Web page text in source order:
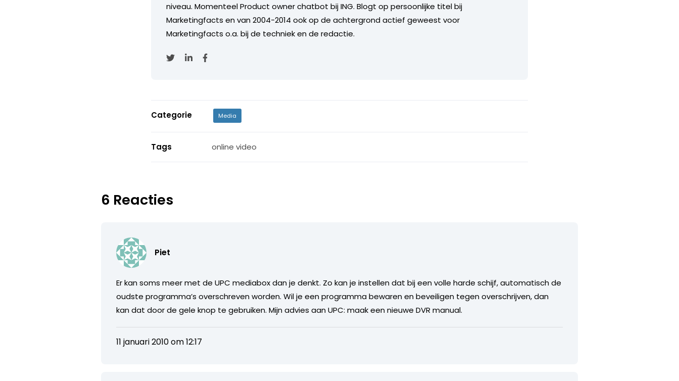
niveau. Momenteel Product owner chatbot bij ING. Blogt op persoonlijke titel bij
Marketingfacts en van 2004-2014 ook op de achtergrond actief geweest voor
Marketingfacts o.a. bij de techniek en de redactie.
Categorie Media
Tags online video
6 Reacties
Piet
Er kan soms meer met de UPC mediabox dan je denkt. Zo kan je instellen dat bij een volle harde schijf, automatisch de
oudste programma’s overschreven worden. Wil je een programma bewaren en beveiligen tegen overschrijven, dan
kan dat door de gele knop te gebruiken. Mijn advies aan UPC: maak een nieuwe DVR manual.
11 januari 2010 om 12:17